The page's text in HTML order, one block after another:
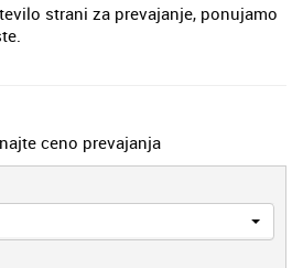
strani za prevajanje, ponujamo
ceno prevajanja